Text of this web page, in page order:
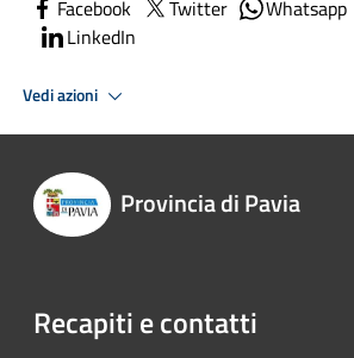
Facebook Twitter Whatsapp
LinkedIn
Vedi azioni
Provincia di Pavia
Recapiti e contatti